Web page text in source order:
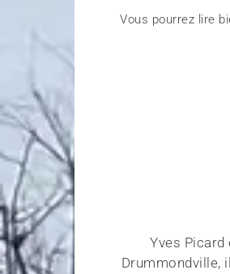
Vous pourrez lire
Yves Picard
Drummondville,